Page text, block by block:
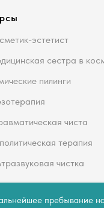
эстетист
сестра в
пилинги
чиста
терапия
чистка
кожи
пребывание на